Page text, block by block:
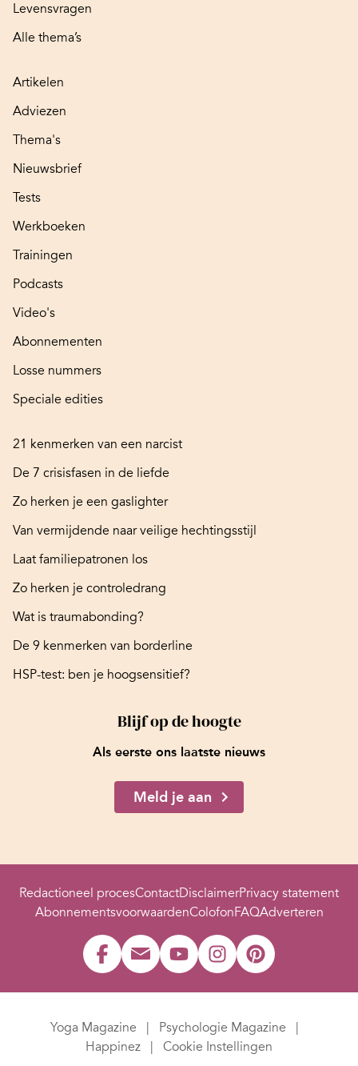
Levensvragen
Alle thema’s
Artikelen
Adviezen
Thema's
Nieuwsbrief
Tests
Werkboeken
Trainingen
Podcasts
Video's
Abonnementen
Losse nummers
Speciale edities
21 kenmerken van een narcist
De 7 crisisfasen in de liefde
Zo herken je een gaslighter
Van vermijdende naar veilige hechtingsstijl
Laat familiepatronen los
Zo herken je controledrang
Wat is traumabonding?
De 9 kenmerken van borderline
HSP-test: ben je hoogsensitief?
Blijf op de hoogte
Als eerste ons laatste nieuws
Meld je aan
Redactioneel procesContactDisclaimerPrivacy statement
AbonnementsvoorwaardenColofonFAQAdverteren
Yoga Magazine
Psychologie Magazine
Happinez
Cookie Instellingen